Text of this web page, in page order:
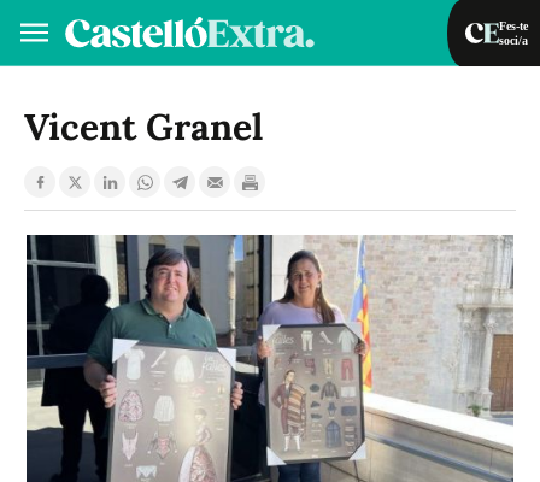
Fes-te
soci/a
VA
Vicent Granel